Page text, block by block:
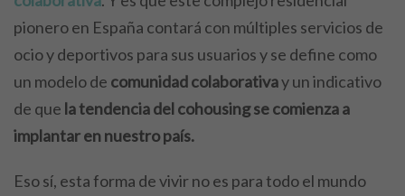
pionero en España contará con múltiples servicios de
ocio y deportivos para sus usuarios y se define como
un modelo de comunidad colaborativay un indicativo
de que la tendencia del cohousing se comienza a
implantar en nuestro país.
Eso sí, esta forma de vivir no es para todo el mundo